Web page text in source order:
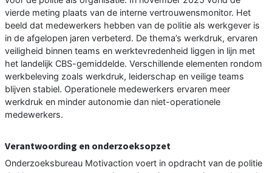
vierde meting plaats van de interne vertrouwensmonitor. Het
beeld dat medewerkers hebben van de politie als werkgever is
in de afgelopen jaren verbeterd. De thema’s werkdruk, ervaren
veiligheid binnen teams en werktevredenheid liggen in lijn met
het landelijk CBS-gemiddelde. Verschillende elementen rondom
werkbeleving zoals werkdruk, leiderschap en veilige teams
blijven stabiel. Operationele medewerkers ervaren meer
werkdruk en minder autonomie dan niet-operationele
medewerkers.
Verantwoording en onderzoeksopzet
Onderzoeksbureau Motivaction voert in opdracht van de politie